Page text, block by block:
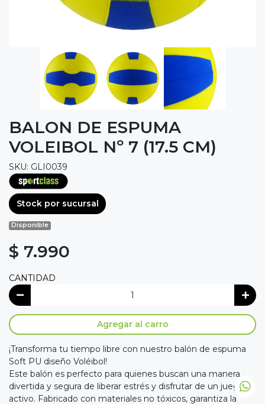
BALON DE ESPUMA
VOLEIBOL Nº 7 (17.5 CM)
SKU: GLI0039
Stock por sucursal
Disponible
$ 7.990
CANTIDAD
Agregar al carro
¡Transforma tu tiempo libre con nuestro balón de espuma
Soft PU diseño Voléibol!
Este balón es perfecto para quienes buscan una manera
divertida y segura de liberar estrés y disfrutar de un juego
activo. Fabricado con materiales no tóxicos, garantiza la